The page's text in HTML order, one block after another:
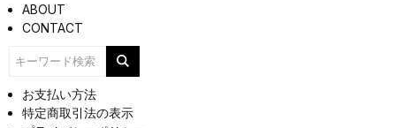
ABOUT
CONTACT
お支払い方法
特定商取引法の表示